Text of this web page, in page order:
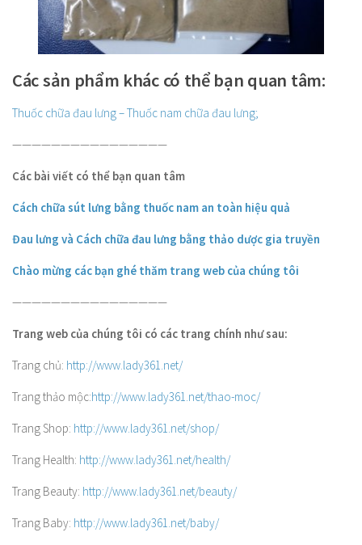
Các sản phẩm khác có thể bạn quan tâm:
Thuốc chữa đau lưng – Thuốc nam chữa đau lưng;
————————————————
Các bài viết có thể bạn quan tâm
Cách chữa sút lưng bằng thuốc nam an toàn hiệu quả
Đau lưng và Cách chữa đau lưng bằng thảo dược gia truyền
Chào mừng các bạn ghé thăm trang web của chúng tôi
————————————————
Trang web của chúng tôi có các trang chính như sau:
Trang chủ: http://www.lady361.net/
Trang thảo mộc:http://www.lady361.net/thao-moc/
Trang Shop: http://www.lady361.net/shop/
Trang Health: http://www.lady361.net/health/
Trang Beauty: http://www.lady361.net/beauty/
Trang Baby: http://www.lady361.net/baby/